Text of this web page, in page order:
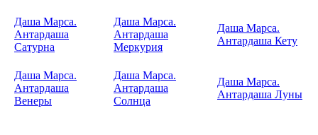
Даша Марса.
Антардаша
Сатурна
Даша Марса.
Антардаша
Меркурия
Даша Марса.
Антардаша Кету
Даша Марса.
Антардаша
Венеры
Даша Марса.
Антардаша
Солнца
Даша Марса.
Антардаша Луны